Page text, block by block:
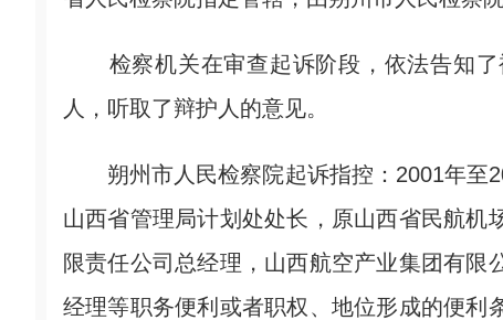
检察机关在审查起诉阶段，依法告知了
人，听取了辩护人的意见。
朔州市人民检察院起诉指控：2001年至
山西省管理局计划处处长，原山西省民航
限责任公司总经理，山西航空产业集团有限
经理等职务便利或者职权、地位形成的便利